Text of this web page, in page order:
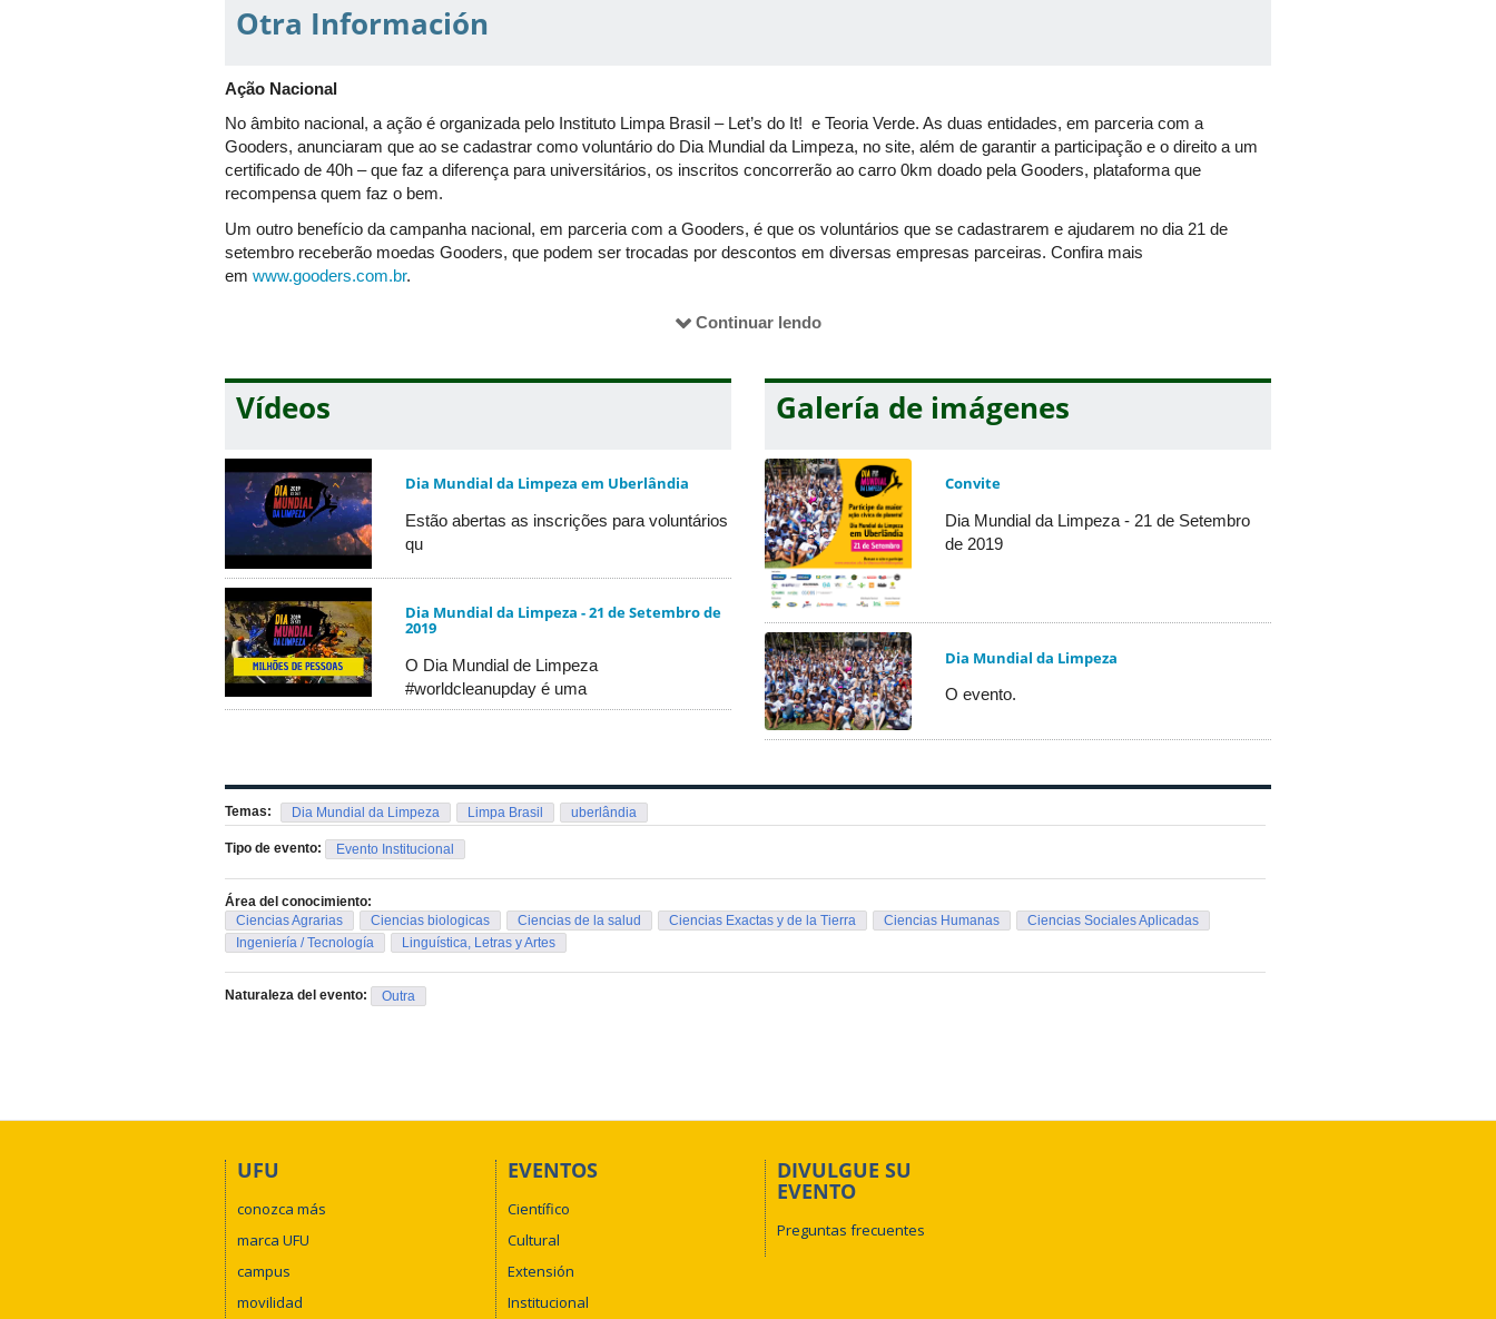
Otra Información
Ação Nacional
No âmbito nacional, a ação é organizada pelo Instituto Limpa Brasil – Let’s do It! e Teoria Verde. As duas entidades, em parceria com a
Gooders, anunciaram que ao se cadastrar como voluntário do Dia Mundial da Limpeza, no site, além de garantir a participação e o direito a um
certificado de 40h – que faz a diferença para universitários, os inscritos concorrerão ao carro 0km doado pela Gooders, plataforma que
recompensa quem faz o bem.
Um outro benefício da campanha nacional, em parceria com a Gooders, é que os voluntários que se cadastrarem e ajudarem no dia 21 de
setembro receberão moedas Gooders, que podem ser trocadas por descontos em diversas empresas parceiras. Confira mais
em www.gooders.com.br.
Certificado de Atividades Complementares
https://www.limpabrasil.org/cadastro-voluntarios/
Continuar lendo
Vídeos
Dia Mundial da Limpeza em Uberlândia
Estão abertas as inscrições para voluntários
qu
Dia Mundial da Limpeza - 21 de Setembro de
2019
O Dia Mundial de Limpeza
#worldcleanupday é uma
Galería de imágenes
Convite
Dia Mundial da Limpeza - 21 de Setembro
de 2019
Dia Mundial da Limpeza
O evento.
Temas: Dia Mundial da Limpeza Limpa Brasil uberlândia
Tipo de evento: Evento Institucional
Área del conocimiento:
Ciencias Agrarias
Ciencias biologicas Ciencias de la salud Ciencias Exactas y de la Tierra Ciencias Humanas
Ciencias Sociales Aplicadas
Ingeniería / Tecnología
Linguística, Letras y Artes
Naturaleza del evento: Outra
UFU
conozca más
marca UFU
campus
movilidad
EVENTOS
Científico
Cultural
Extensión
Institucional
DIVULGUE SU
EVENTO
Preguntas frecuentes